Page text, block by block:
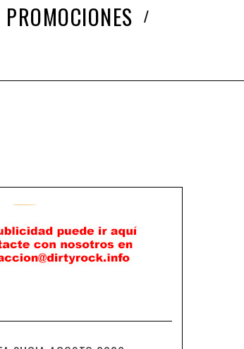
PROMOCIONES